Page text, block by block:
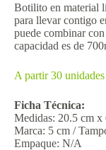
Botilito en material
para llevar contigo
puede combinar
capacidad es de
A partir 30
Ficha Técnica:
Medidas: 20.5 cm x
Marca: 5 cm /
Empaque: N/A